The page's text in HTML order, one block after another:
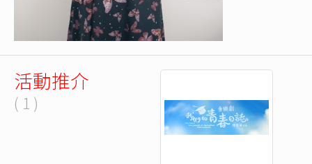
活動推介
( 1 )